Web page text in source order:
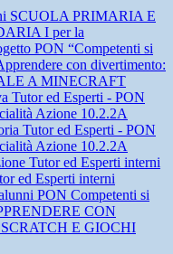
SCUOLA PRIMARIA E
I per la
PON “Competenti si
con divertimento:
A MINECRAFT
Tutor ed Esperti - PON
Azione 10.2.2A
Tutor ed Esperti - PON
Azione 10.2.2A
Tutor ed Esperti interni
ed Esperti interni
PON Competenti si
CON
E GIOCHI